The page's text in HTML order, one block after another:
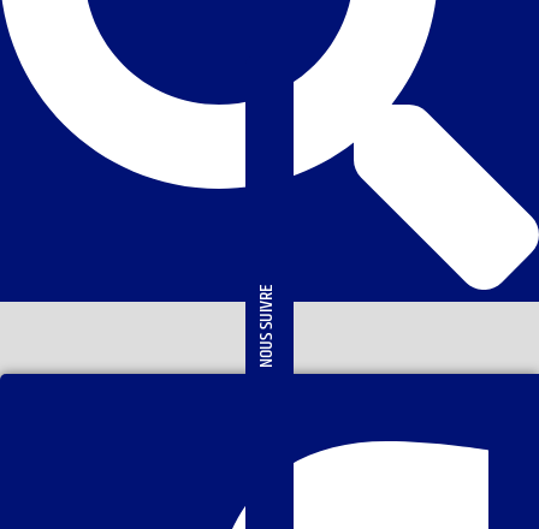
NOUS SUIVRE